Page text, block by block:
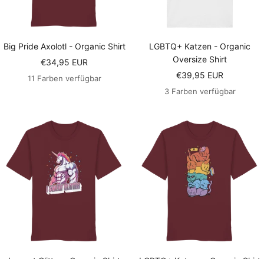
Big Pride Axolotl - Organic Shirt
Angebotspreis
€34,95 EUR
11 Farben verfügbar
LGBTQ+ Katzen - Organic
Oversize Shirt
Angebotspreis
€39,95 EUR
3 Farben verfügbar